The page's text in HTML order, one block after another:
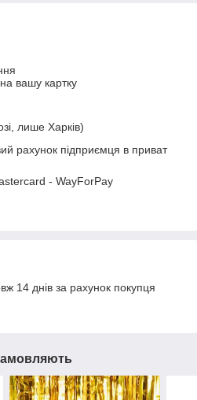
вашу картку
лише Харків)
рахунок підприємця в приват
- WayForPay
14 днів за рахунок покупця